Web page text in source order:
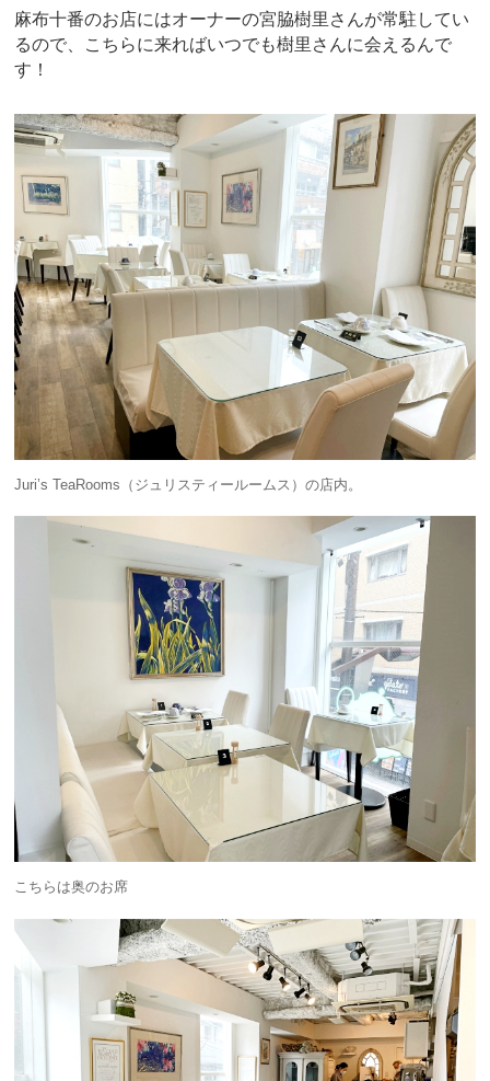
麻布十番のお店にはオーナーの宮脇樹里さんが常駐してい
るので、こちらに来ればいつでも樹里さんに会えるんで
す！
Juri’s TeaRooms（ジュリスティールームス）の店内。
こちらは奥のお席